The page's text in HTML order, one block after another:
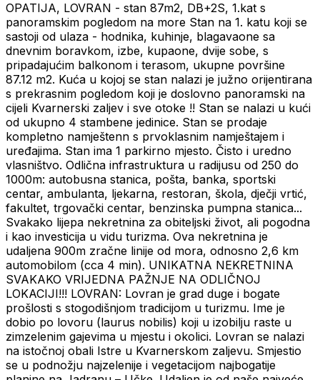
OPATIJA, LOVRAN - stan 87m2, DB+2S, 1.kat s
panoramskim pogledom na more Stan na 1. katu koji se
sastoji od ulaza - hodnika, kuhinje, blagavaone sa
dnevnim boravkom, izbe, kupaone, dvije sobe, s
pripadajućim balkonom i terasom, ukupne površine
87.12 m2. Kuća u kojoj se stan nalazi je južno orijentirana
s prekrasnim pogledom koji je doslovno panoramski na
cijeli Kvarnerski zaljev i sve otoke !! Stan se nalazi u kući
od ukupno 4 stambene jedinice. Stan se prodaje
kompletno namještenn s prvoklasnim namještajem i
uređajima. Stan ima 1 parkirno mjesto. Čisto i uredno
vlasništvo. Odlična infrastruktura u radijusu od 250 do
1000m: autobusna stanica, pošta, banka, sportski
centar, ambulanta, ljekarna, restoran, škola, dječji vrtić,
fakultet, trgovački centar, benzinska pumpna stanica...
Svakako lijepa nekretnina za obiteljski život, ali pogodna
i kao investicija u vidu turizma. Ova nekretnina je
udaljena 900m zračne linije od mora, odnosno 2,6 km
automobilom (cca 4 min). UNIKATNA NEKRETNINA
SVAKAKO VRIJEDNA PAŽNJE NA ODLIČNOJ
LOKACIJI!!! LOVRAN: Lovran je grad duge i bogate
prošlosti s stogodišnjom tradicijom u turizmu. Ime je
dobio po lovoru (laurus nobilis) koji u izobilju raste u
zimzelenim gajevima u mjestu i okolici. Lovran se nalazi
na istočnoj obali Istre u Kvarnerskom zaljevu. Smjestio
se u podnožju najzelenije i vegetacijom najbogatije